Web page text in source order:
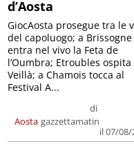
d’Aosta
Aosta
di
gazzettamatin
il 07/08/
GiocAosta prosegue tra le
del capoluogo; a Brissogne
entra nel vivo la Feta de
l’Oumbra; Etroubles ospita
Veillà; a Chamois tocca al
Festival A...